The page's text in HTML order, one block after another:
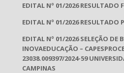
EDITAL Nº 01/2026 RESULTADO
EDITAL Nº 01/2026 RESULTADO
EDITAL Nº 01/2026 SELEÇÃO DE
INOVAEDUCAÇÃO –
23038.009397/2024-59
CAMPINAS